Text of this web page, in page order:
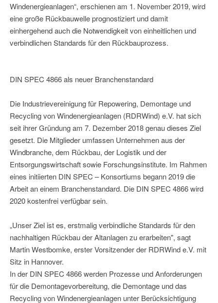
Windenergieanlagen“, erschienen am 1. November 2019, wird
eine große Rückbauwelle prognostiziert und damit
einhergehend auch die Notwendigkeit von einheitlichen und
verbindlichen Standards für den Rückbauprozess.
DIN SPEC 4866 als neuer Branchenstandard
Die Industrievereinigung für Repowering, Demontage und
Recycling von Windenergieanlagen (RDRWind) e.V. hat sich
seit ihrer Gründung am 7. Dezember 2018 genau dieses Ziel
gesetzt. Die Mitglieder umfassen Unternehmen aus der
Windbranche, dem Rückbau, der Logistik und der
Entsorgungswirtschaft sowie Forschungsinstitute. Im Rahmen
eines initiierten DIN SPEC – Konsortiums begann 2019 die
Arbeit an einem Branchenstandard. Die DIN SPEC 4866 wird
2020 kostenfrei verfügbar sein.
„Unser Ziel ist es, erstmalig verbindliche Standards für den
nachhaltigen Rückbau der Altanlagen zu erarbeiten", sagt
Martin Westbomke, erster Vorsitzender der RDRWind e.V. mit
Sitz in Hannover.
In der DIN SPEC 4866 werden Prozesse und Anforderungen
für die Demontagevorbereitung, die Demontage und das
Recycling von Windenergieanlagen unter Berücksichtigung